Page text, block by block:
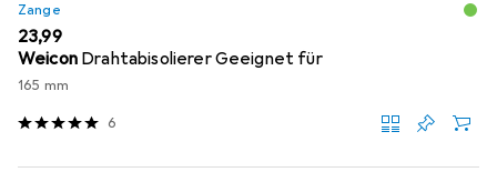
Zange
EUR
23,99
Weicon Drahtabisolierer Geeignet für
165 mm
6